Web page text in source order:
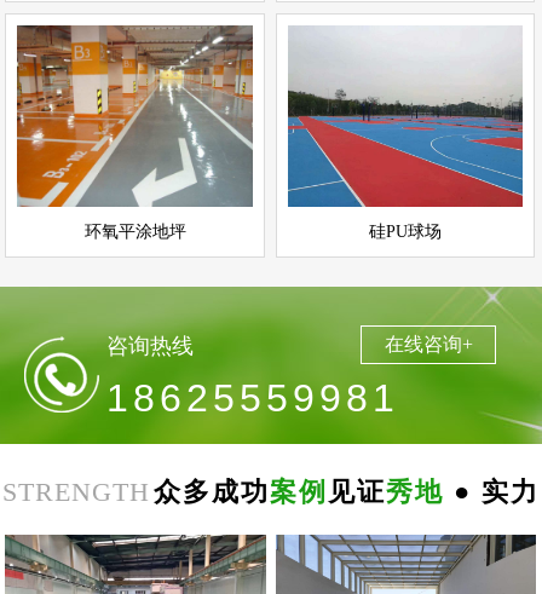
环氧平涂地坪
环氧平涂地坪
环氧地坪
立即询问
硅PU球场
硅PU球场
运动场地坪
查看详情
立即询问
咨询热线
18625559981
在线咨询+
STRENGTH 众多成功案例 见证秀地 ● 实力
郑
州
思
念
食
品
环
氧
自
平 南
阳
地
下
停
车
场
无
震
防